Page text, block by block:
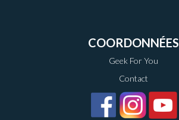
COORDONNÉES
Geek For You
Contact